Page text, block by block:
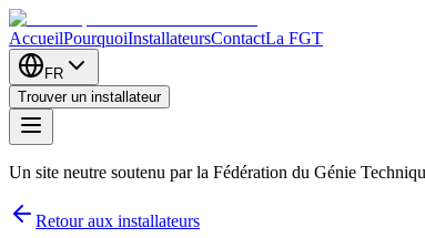
AccueilPourquoiInstallateursContactLa FGT
FR
Trouver un installateur
Un site neutre soutenu par la Fédération du Génie
Retour aux installateurs